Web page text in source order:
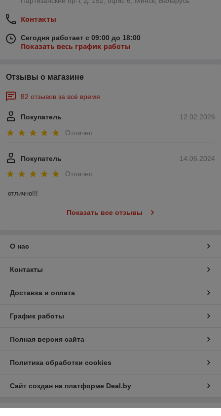
Контакты
Сегодня работает с 09:00 до 18:00
Показать весь график работы
Отзывы о магазине
82 отзывов за всё время
12.02.2026
Покупатель
Отлично
14.06.2024
Покупатель
Отлично
отлично!!!
Показать все отзывы
О нас
Контакты
Доставка и оплата
График работы
Полная версия сайта
Политика обработки cookies
Сайт создан на платформе Deal.by